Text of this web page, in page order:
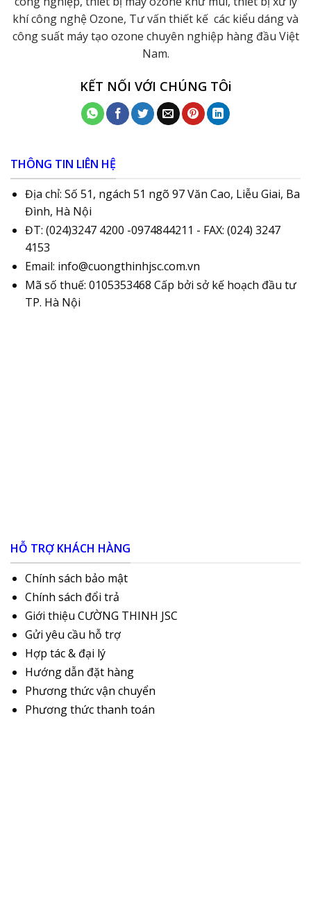
khí công nghệ Ozone, Tư vấn thiết kế các kiểu dáng và
công suất máy tạo ozone chuyên nghiệp hàng đầu Việt
Nam.
KẾT NỐI VỚI CHÚNG TÔi
THÔNG TIN LIÊN HỆ
Địa chỉ: Số 51, ngách 51 ngõ 97 Văn Cao, Liễu Giai, Ba
Đình, Hà Nội
ĐT: (024)3247 4200 -0974844211 - FAX: (024) 3247
4153
Email: info@cuongthinhjsc.com.vn
Mã số thuế: 0105353468 Cấp bởi sở kế hoạch đầu tư
TP. Hà Nội
HỖ TRỢ KHÁCH HÀNG
Chính sách bảo mật
Chính sách đổi trả
Giới thiệu CƯỜNG THINH JSC
Gửi yêu cầu hỗ trợ
Hợp tác & đại lý
Hướng dẫn đặt hàng
Phương thức vận chuyển
Phương thức thanh toán